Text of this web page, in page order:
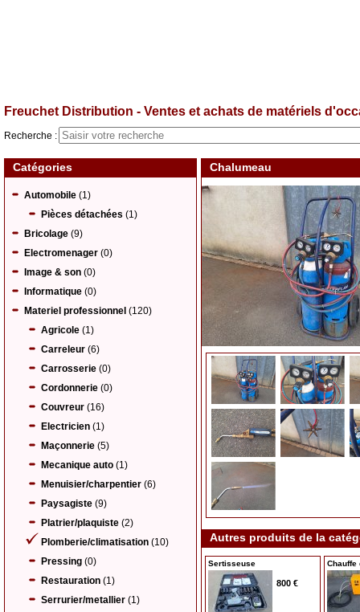
Freuchet Distribution - Ventes et achats de matériels
Recherche :
Catégories
Automobile (1)
Pièces détachées (1)
Bricolage (9)
Electromenager (0)
Image & son (0)
Informatique (0)
Materiel professionnel (120)
Agricole (1)
Carreleur (6)
Carrosserie (0)
Cordonnerie (0)
Couvreur (16)
Electricien (1)
Maçonnerie (5)
Mecanique auto (1)
Menuisier/charpentier (6)
Paysagiste (9)
Platrier/plaquiste (2)
Plomberie/climatisation (10)
Pressing (0)
Restauration (1)
Serrurier/metallier (1)
Chalumeau
Autres produits de la
Sertisseuse
800 €
Chauffe